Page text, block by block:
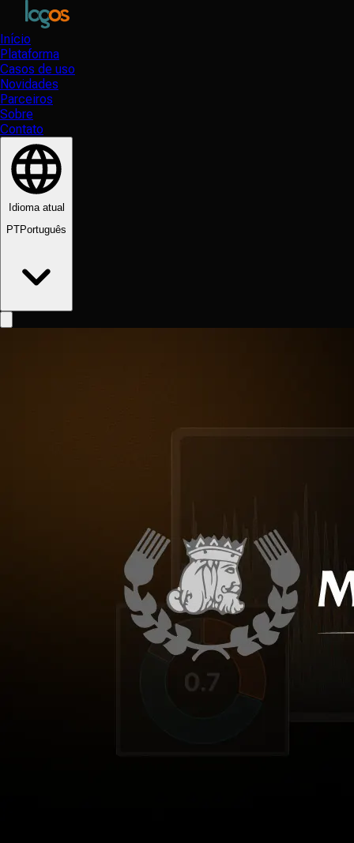
Início
Plataforma
Casos de uso
Novidades
Parceiros
Sobre
Contato
Idioma atual
PTPortuguês